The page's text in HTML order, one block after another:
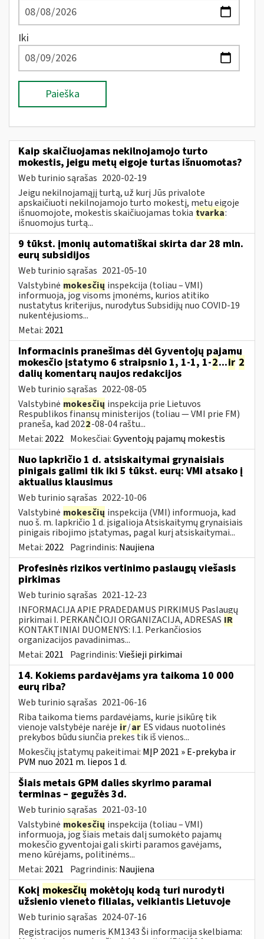
Iki
Paieška
Kaip skaičiuojamas nekilnojamojo turto
mokestis, jeigu metų eigoje turtas išnuomotas?
Web turinio sąrašas 2020-02-19
Jeigu nekilnojamąjį turtą, už kurį Jūs privalote
apskaičiuoti nekilnojamojo turto mokestį, metų eigoje
išnuomojote, mokestis skaičiuojamas tokia tvarka:
išnuomojus turtą...
9 tūkst. įmonių automatiškai skirta dar 28 mln.
eurų subsidijos
Web turinio sąrašas 2021-05-10
Valstybinė mokesčių inspekcija (toliau – VMI)
informuoja, jog visoms įmonėms, kurios atitiko
nustatytus kriterijus, nurodytus Subsidijų nuo COVID-19
nukentėjusioms...
Metai: 2021
Informacinis pranešimas dėl Gyventojų pajamų
mokesčio įstatymo 6 straipsnio 1, 1-1, 1-2...ir 2
dalių komentarų naujos redakcijos
Web turinio sąrašas 2022-08-05
Valstybinė mokesčių inspekcija prie Lietuvos
Respublikos finansų ministerijos (toliau — VMI prie FM)
praneša, kad 2022-08-04 raštu...
Metai: 2022 Mokesčiai:Gyventojų pajamų mokestis
Nuo lapkričio 1 d. atsiskaitymai grynaisiais
pinigais galimi tik iki 5 tūkst. eurų: VMI atsako į
aktualius klausimus
Web turinio sąrašas 2022-10-06
Valstybinė mokesčių inspekcija (VMI) informuoja, kad
nuo š. m. lapkričio 1 d. įsigalioja Atsiskaitymų grynaisiais
pinigais ribojimo įstatymas, pagal kurį atsiskaitymai...
Metai: 2022 Pagrindinis: Naujiena
Profesinės rizikos vertinimo paslaugų viešasis
pirkimas
Web turinio sąrašas 2021-12-23
INFORMACIJA APIE PRADEDAMUS PIRKIMUS Paslaugų
pirkimai I. PERKANČIOJI ORGANIZACIJA, ADRESAS IR
KONTAKTINIAI DUOMENYS: I.1. Perkančiosios
organizacijos pavadinimas...
Metai: 2021 Pagrindinis:Viešieji pirkimai
14. Kokiems pardavėjams yra taikoma 10 000
eurų riba?
Web turinio sąrašas 2021-06-16
Riba taikoma tiems pardavėjams, kurie įsikūrę tik
vienoje valstybėje narėje ir/ar ES vidaus nuotolinės
prekybos būdu siunčia prekes tik iš vienos...
Mokesčių įstatymų pakeitimai: MĮP 2021 » E-prekyba ir
PVM nuo 2021 m. liepos 1 d.
Šiais metais GPM dalies skyrimo paramai
terminas – gegužės 3d.
Web turinio sąrašas 2021-03-10
Valstybinė mokesčių inspekcija (toliau – VMI)
informuoja, jog šiais metais dalį sumokėto pajamų
mokesčio gyventojai gali skirti paramos gavėjams,
meno kūrėjams, politinėms...
Metai: 2021 Pagrindinis: Naujiena
Kokį mokesčių mokėtojų kodą turi nurodyti
užsienio vieneto filialas, veikiantis Lietuvoje
Web turinio sąrašas 2024-07-16
Registracijos numeris KM1343 Ši informacija skelbiama: